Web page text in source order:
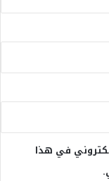
في هذا